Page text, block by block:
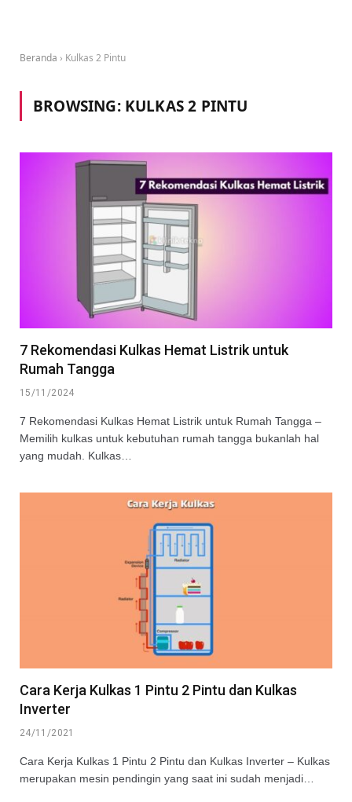
Beranda › Kulkas 2 Pintu
BROWSING: KULKAS 2 PINTU
7 Rekomendasi Kulkas Hemat Listrik untuk
Rumah Tangga
15/11/2024
7 Rekomendasi Kulkas Hemat Listrik untuk Rumah Tangga –
Memilih kulkas untuk kebutuhan rumah tangga bukanlah hal
yang mudah. Kulkas…
Cara Kerja Kulkas 1 Pintu 2 Pintu dan Kulkas
Inverter
24/11/2021
Cara Kerja Kulkas 1 Pintu 2 Pintu dan Kulkas Inverter – Kulkas
merupakan mesin pendingin yang saat ini sudah menjadi…